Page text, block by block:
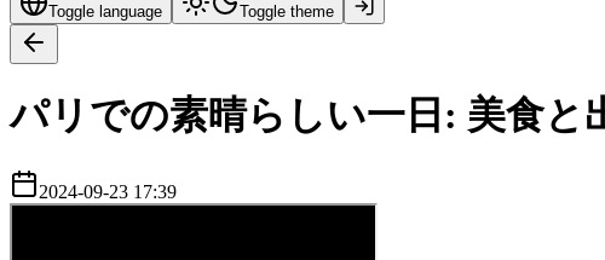
Toggle language Toggle theme
パリでの素晴らしい一日: 美食と
2024-09-23 17:39